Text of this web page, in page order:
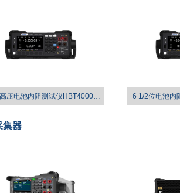
6 1/2位高压电池内阻测试仪HBT4000系列 6 1/2位电池内
集器